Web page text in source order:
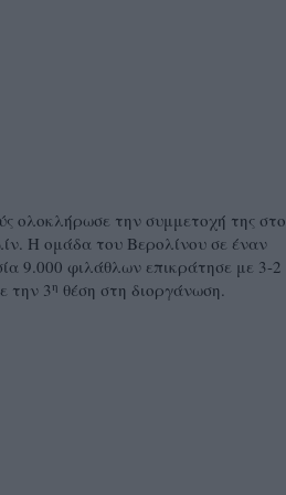
ολοκλήρωσε την συμμετοχή της στο
Η ομάδα του Βερολίνου σε έναν
9.000 φιλάθλων επικράτησε με 3-2
την 3η θέση στη διοργάνωση.